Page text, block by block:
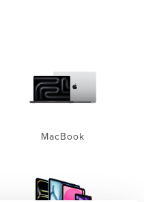
MacBook